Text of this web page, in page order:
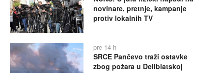
novinare, pretnje, kampanje
protiv lokalnih TV
pre 14 h
SRCE Pančevo traži ostavke
zbog požara u Deliblatskoj